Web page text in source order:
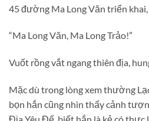
45 đường Ma Long Văn triển
“Ma Long Văn, Ma Long Trảo!”
Vuốt rồng vắt ngang thiên địa,
Mặc dù trong lòng xem thường
bọn hắn cũng nhìn thấy cảnh